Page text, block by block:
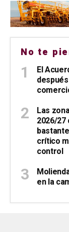
No te
El
Las
2026/
crítico
control
en la